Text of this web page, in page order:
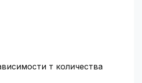
т количества